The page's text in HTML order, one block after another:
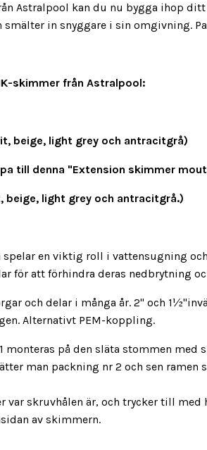
Astralpool kan du nu bygga ihop
in snyggare i sin omgivning.
skimmer från Astralpool:
beige, light grey och antracitgrå)
till denna "Extension skimmer
beige, light grey och antracitgrå.)
en viktig roll i vattensugning
för att förhindra deras nedbrytning
och delar i många år. 2" och
Alternativt PEM-koppling.
på den släta stommen med
man packning nr 2 och sen
var skruvhålen är, och trycker till
av skimmern.